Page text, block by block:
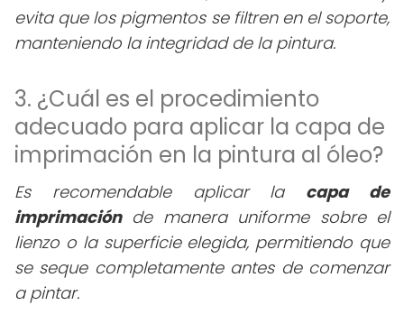
evita que los pigmentos se filtren en el soporte,
manteniendo la integridad de la pintura.
3. ¿Cuál es el procedimiento
adecuado para aplicar la capa de
imprimación en la pintura al óleo?
Es recomendable aplicar la capa de
imprimaciónde manera uniforme sobre el
lienzo o la superficie elegida, permitiendo que
se seque completamente antes de comenzar
a pintar.